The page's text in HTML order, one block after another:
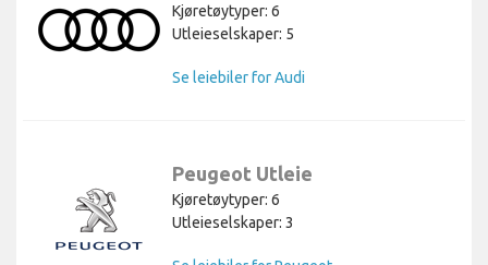
Kjøretøytyper: 6
Utleieselskaper: 5
Se leiebiler for Audi
Peugeot Utleie
Kjøretøytyper: 6
Utleieselskaper: 3